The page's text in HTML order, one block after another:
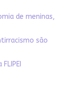
de meninas,
são